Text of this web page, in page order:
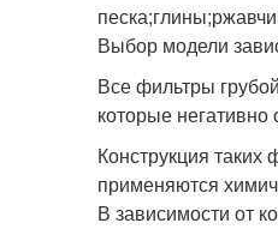
Выбор модели
Все фильтры
которые
Конструкция таких
применяются
В зависимости от